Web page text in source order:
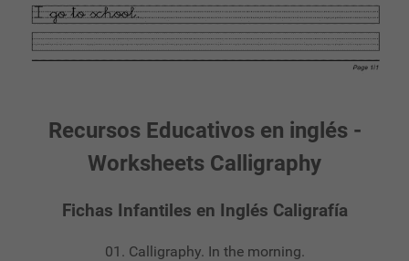
Recursos Educativos en inglés -
Worksheets Calligraphy
Fichas Infantiles en Inglés Caligrafía
01. Calligraphy. In the morning.